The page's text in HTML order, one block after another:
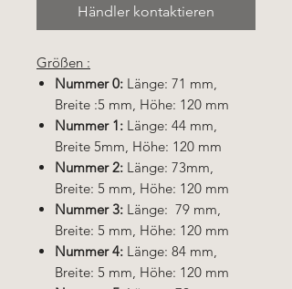
Händler kontaktieren
Größen :
Nummer 0: Länge: 71 mm,
Breite :5 mm, Höhe: 120 mm
Nummer 1: Länge: 44 mm,
Breite 5mm, Höhe: 120 mm
Nummer 2: Länge: 73mm,
Breite: 5 mm, Höhe: 120 mm
Nummer 3: Länge: 79 mm,
Breite: 5 mm, Höhe: 120 mm
Nummer 4: Länge: 84 mm,
Breite: 5 mm, Höhe: 120 mm